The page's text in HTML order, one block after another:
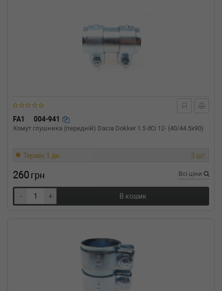
FA1 004-941
Хомут глушника (передній) Dacia Dokker 1.5 dCi 12- (40/44.5x90)
Термін 1 дн. 3 шт.
260 грн Всі ціни
- + В кошик